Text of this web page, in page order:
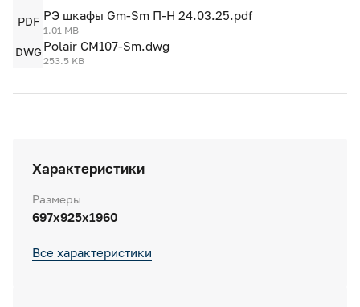
Характеристики
Размеры
697х925х1960
Все характеристики
PDF РЭ шкафы Gm-Sm П-Н 24.03.25.pdf
1.01 MB
DWG Polair CM107-Sm.dwg
253.5 KB